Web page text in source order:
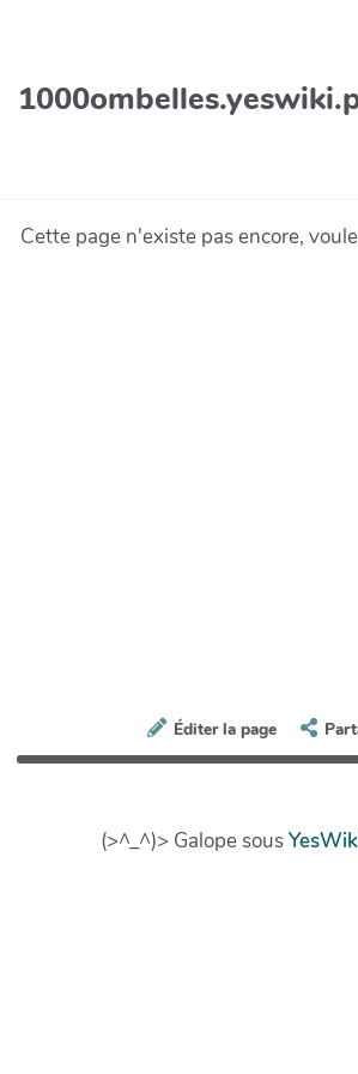
Cette page n'existe pas encore,
Éditer la page
(>^_^)> Galope sous